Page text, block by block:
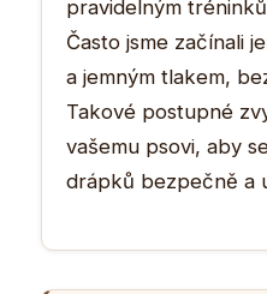
pravidelným
Často jsme začínali
a jemným tlakem,
Takové postupné
vašemu psovi, aby
drápků bezpečně a